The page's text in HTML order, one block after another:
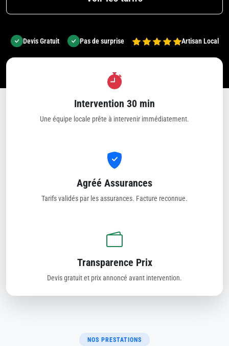
Devis Gratuit Pas de surprise Artisan Local
Intervention 30 min
Une équipe locale prête à intervenir immédiatement.
Agréé Assurances
Tarifs validés par les assurances. Facture reconnue.
Transparence Prix
Devis gratuit et prix annoncé avant intervention.
NOS PRESTATIONS